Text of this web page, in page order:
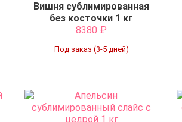
Вишня сублимированная
без косточки 1 кг
8380 ₽
Под заказ (3-5 дней)